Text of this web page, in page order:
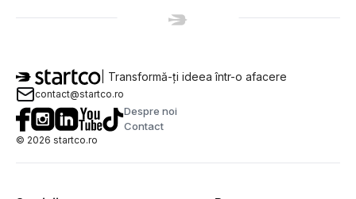
| Transformă-ți ideea într-o afacere
contact@startco.ro
Despre noi
Contact
© 2026 startco.ro